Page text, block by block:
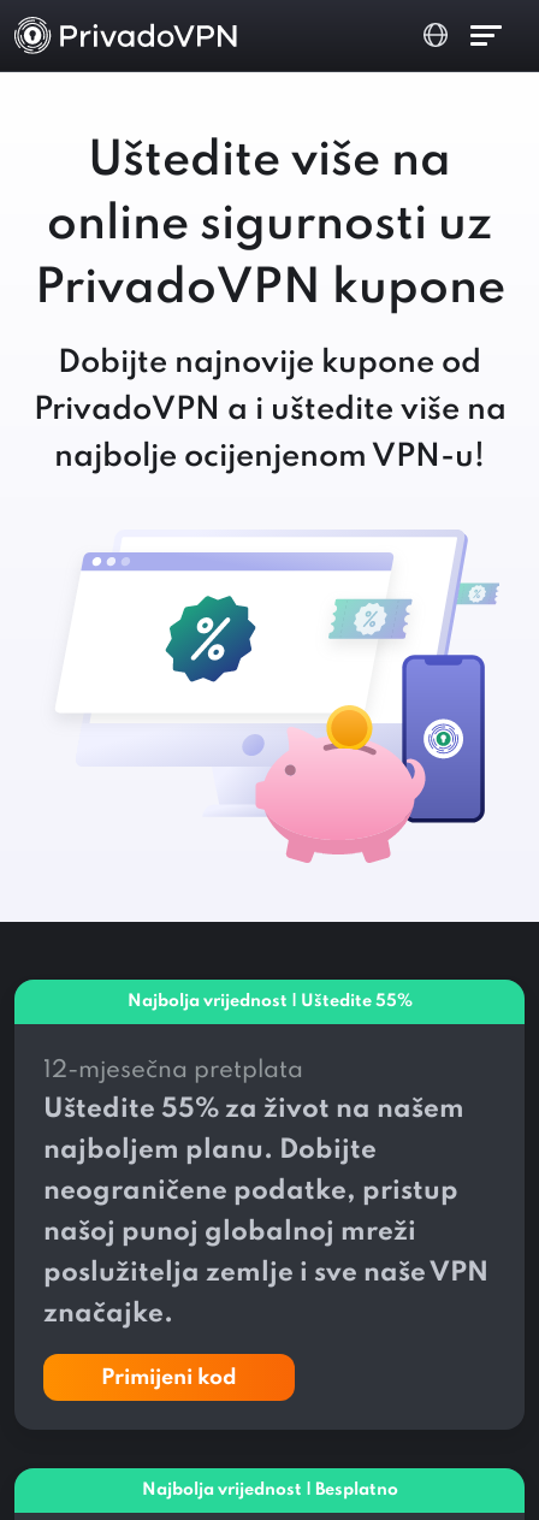
Uštedite više na
online sigurnosti uz
PrivadoVPN kupone
Dobijte najnovije kupone od
PrivadoVPN a i uštedite više na
najbolje ocijenjenom VPN-u!
Najbolja vrijednost | Uštedite 55%
12-mjesečna pretplata
Uštedite 55% za život na našem
najboljem planu. Dobijte
neograničene podatke, pristup
našoj punoj globalnoj mreži
poslužitelja zemlje i sve naše VPN
značajke.
Primijeni kod
Najbolja vrijednost | Besplatno